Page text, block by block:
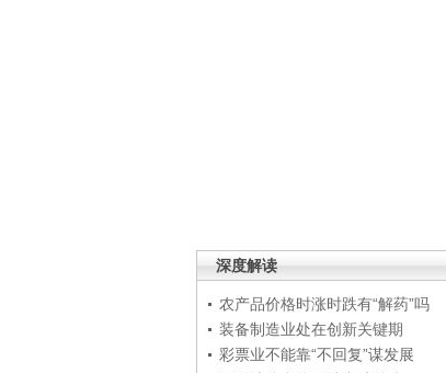
深度解读
农产品价格时涨时跌有“解药”吗
装备制造业处在创新关键期
彩票业不能靠“不回复”谋发展